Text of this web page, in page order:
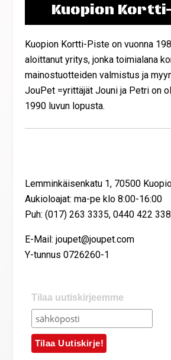
Kuopion
Kuopion Kortti-Piste on vuonna
aloittanut yritys, jonka toimialana
mainostuotteiden valmistus ja
JouPet =yrittäjät Jouni ja Petri on
1990 luvun lopusta.
Lemminkäisenkatu 1, 70500
Aukioloajat: ma-pe klo 8:00-16:00
Puh: (017) 263 3335, 0440 422
E-Mail: joupet@joupet.com
Y-tunnus 0726260-1
Tilaa uutiskirjeemme